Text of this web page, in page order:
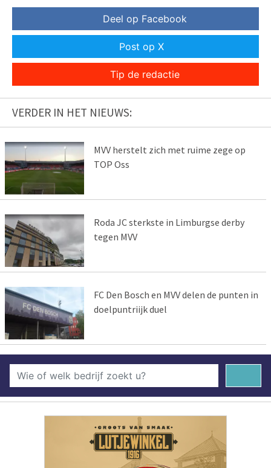
Deel op Facebook
Post op X
Tip de redactie
VERDER IN HET NIEUWS:
MVV herstelt zich met ruime zege op
TOP Oss
Roda JC sterkste in Limburgse derby
tegen MVV
FC Den Bosch en MVV delen de punten in
doelpuntriijk duel